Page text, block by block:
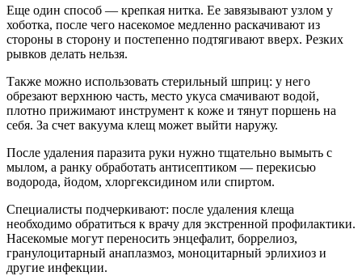
Еще один способ — крепкая нитка. Ее завязывают узлом у
хоботка, после чего насекомое медленно раскачивают из
стороны в сторону и постепенно подтягивают вверх. Резких
рывков делать нельзя.
Также можно использовать стерильный шприц: у него
обрезают верхнюю часть, место укуса смачивают водой,
плотно прижимают инструмент к коже и тянут поршень на
себя. За счет вакуума клещ может выйти наружу.
После удаления паразита руки нужно тщательно вымыть с
мылом, а ранку обработать антисептиком — перекисью
водорода, йодом, хлоргексидином или спиртом.
Специалисты подчеркивают: после удаления клеща
необходимо обратиться к врачу для экстренной профилактики.
Насекомые могут переносить энцефалит, боррелиоз,
гранулоцитарный анаплазмоз, моноцитарный эрлихиоз и
другие инфекции.